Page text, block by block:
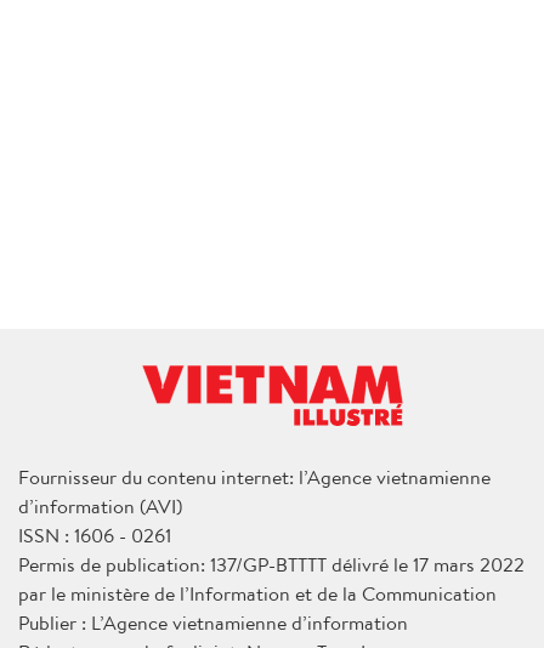
Fournisseur du contenu internet: l’Agence vietnamienne
d’information (AVI)
ISSN : 1606 - 0261
Permis de publication: 137/GP-BTTTT délivré le 17 mars 2022
par le ministère de l’Information et de la Communication
Publier : L’Agence vietnamienne d’information